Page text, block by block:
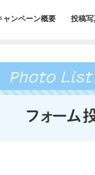
ャンペーン概要 投稿写